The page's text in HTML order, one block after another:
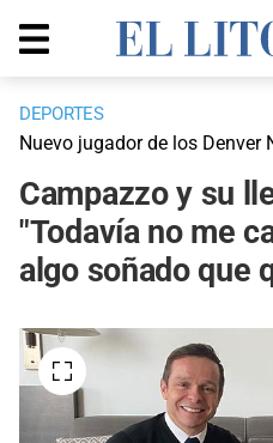
DEPORTES
Nuevo jugador de los Denver
Campazzo y su
"Todavía no me
algo soñado que